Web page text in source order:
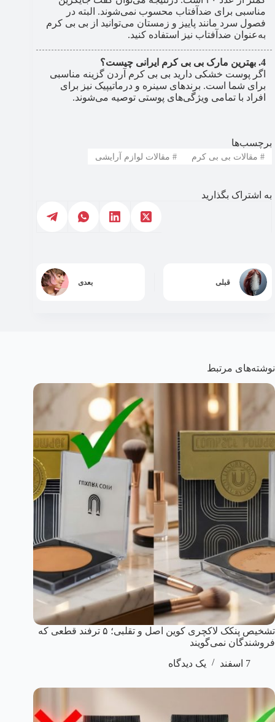
مناسبی برای ضدآفتاب محسوب نمی‌شوند. البته در
فصول سرد مانند پاییز و زمستان می‌توانید از بی بی کرم
به‌عنوان ضدآفتاب نیز استفاده کنید.
بهترین مارک بی بی کرم ایرانی چیست؟
اگر پوست خشکی دارید بی بی کرم آردن گزینه مناسبی
برای شما است. برندهای سینره و درماتیپیک نیز برای
افراد با تمامی ویژگی‌های پوستی توصیه می‌شوند.
برچسب‌ها
#مقالات بی بی کرم #مقالات لوازم آرایشی
به اشتراک بگذارید
قبلی بعدی
نوشته‌های مرتبط
تشخیص پنکک لاکچری کوین اصل و تقلبی؛ ۵ ترفند قطعی که
فروشندگان نمی‌گویند
7 اسفند
یک دیدگاه